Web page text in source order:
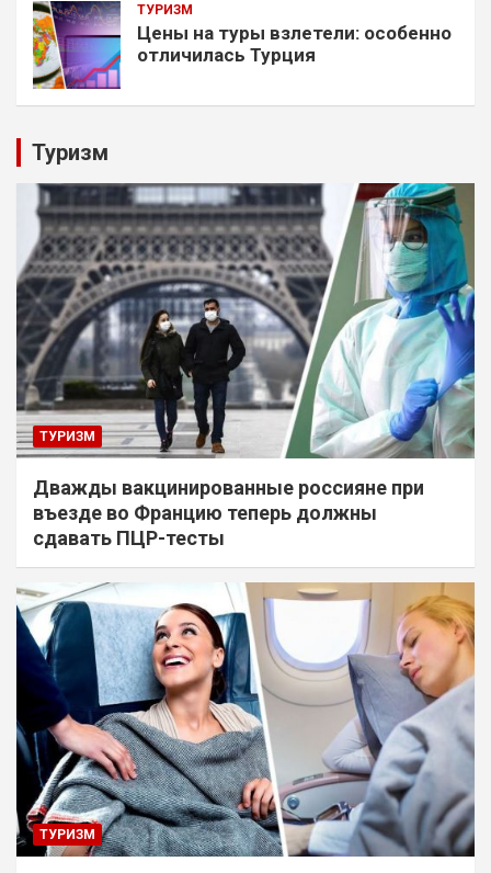
ТУРИЗМ
Цены на туры взлетели: особенно
отличилась Турция
Туризм
ТУРИЗМ
Дважды вакцинированные россияне при
въезде во Францию теперь должны
сдавать ПЦР-тесты
ТУРИЗМ